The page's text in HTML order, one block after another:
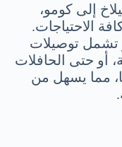
إلى كومو،
الاحتياجات.
تشمل توصيلات
أو حتى الحافلات
مما يسهل من